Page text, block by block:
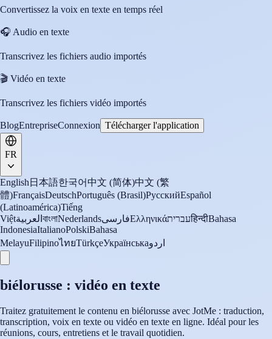
Convertissez la voix en texte en temps réel
🎧 Audio en texte
Transcrivez les fichiers audio importés
🎬 Vidéo en texte
Transcrivez les fichiers vidéo importés
BlogEntrepriseConnexion Télécharger l'application
FR
English 日本語한국어中文 (简体)中文 (繁
體)FrançaisDeutschPortuguês (Brasil)РусскийEspañol
(Latinoamérica)Tiếng
Việtالعربية বাংলাNederlandsفارسیΕλληνικάעבריתहिन्दीBahasa
IndonesiaItalianoPolskiBahasa
MelayuFilipinoไทยTürkçeУкраїнськаاردو
biélorusse : vidéo en texte
Traitez gratuitement le contenu en biélorusse avec JotMe : traduction,
transcription, voix en texte ou vidéo en texte en ligne. Idéal pour les
réunions, cours, entretiens et le travail quotidien.